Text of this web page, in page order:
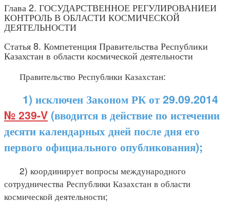
Глава 2. ГОСУДАРСТВЕННОЕ РЕГУЛИРОВАНИЕИ
КОНТРОЛЬ В ОБЛАСТИ КОСМИЧЕСКОЙ
ДЕЯТЕЛЬНОСТИ
Статья 8. Компетенция Правительства Республики
Казахстан в области космической деятельности
Правительство Республики Казахстан:
1) исключен Законом РК от 29.09.2014
№ 239-V (вводится в действие по истечении
десяти календарных дней после дня его
первого официального опубликования);
2) координирует вопросы международного
сотрудничества Республики Казахстан в области
космической деятельности;